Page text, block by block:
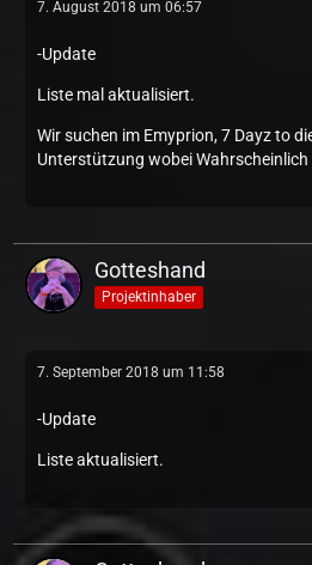
7. August 2018 um 06:57
-Update
Liste mal aktualisiert.
Wir suchen im Emyprion, 7 Dayz to
Unterstützung wobei Wahrscheinlich
Gotteshand
Projektinhaber
7. September 2018 um 11:58
-Update
Liste aktualisiert.